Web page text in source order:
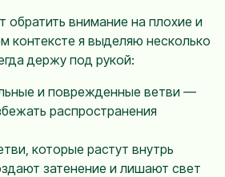
внимание на плохие и
контексте я выделяю несколько
держу под рукой:
и поврежденные ветви —
распространения
которые растут внутрь
затенение и лишают свет